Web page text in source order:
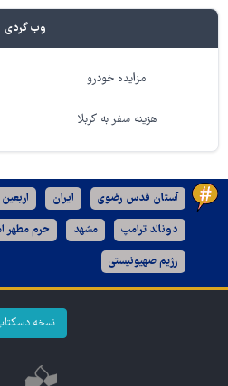
وب گردی
مزایده خودرو
هزینه سفر به کربلا
آستان قدس رضوی ایران
دونالد ترامپ مشهد حرم مطهر
رژیم صهیونیستی
نسخه